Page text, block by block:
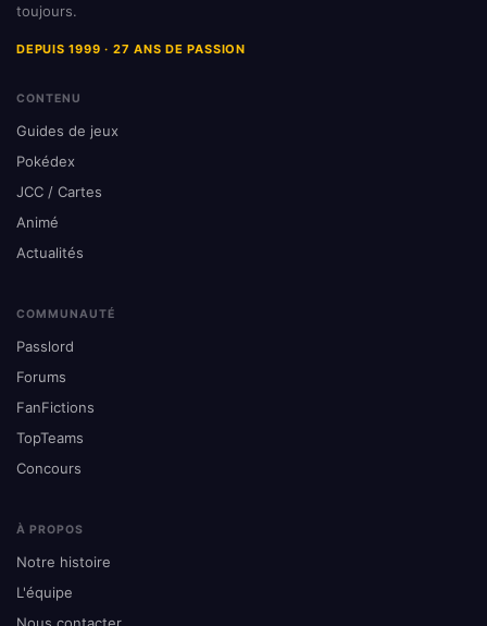
toujours.
DEPUIS 1999 · 27 ANS DE PASSION
CONTENU
Guides de jeux
Pokédex
JCC / Cartes
Animé
Actualités
COMMUNAUTÉ
Passlord
Forums
FanFictions
TopTeams
Concours
À PROPOS
Notre histoire
L'équipe
Nous contacter